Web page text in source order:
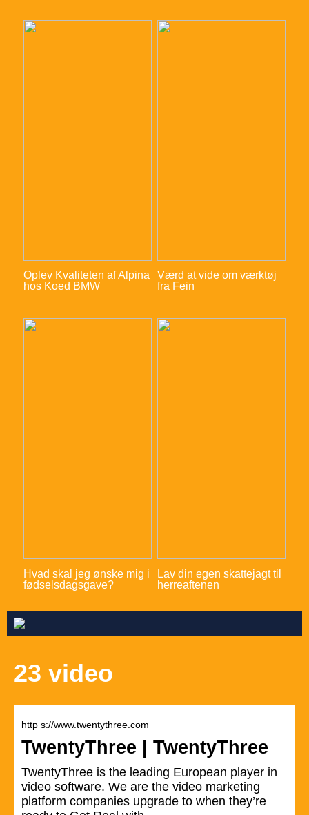
Oplev Kvaliteten af Alpina
hos Koed BMW
Værd at vide om værktøj
fra Fein
Hvad skal jeg ønske mig i
fødselsdagsgave?
Lav din egen skattejagt til
herreaftenen
23 video
http s://www.twentythree.com
TwentyThree | TwentyThree
TwentyThree is the leading European player in
video software. We are the video marketing
platform companies upgrade to when they’re